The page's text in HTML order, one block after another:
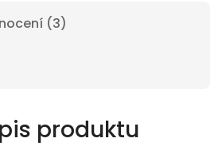
(3)
produktu